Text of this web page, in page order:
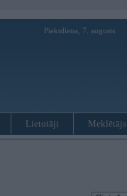
Piektdiena, 7. augusts
Lietotāji Meklētājs